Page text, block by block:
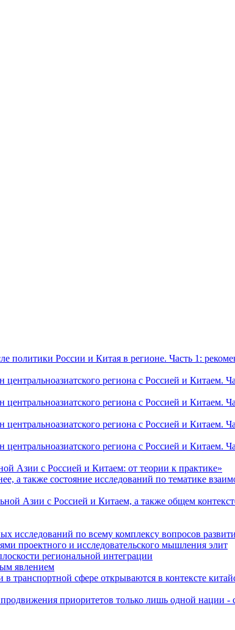
России и Китая в регионе. Часть 1:
региона с Россией и Китаем.
региона с Россией и Китаем.
региона с Россией и Китаем.
региона с Россией и Китаем.
Азии с Россией и Китаем: от теории к практике»
также состояние исследований по тематике
Азии с Россией и Китаем, а также общем
исследований по всему комплексу вопросов
проектного и исследовательского мышления элит
региональной интеграции
явлением
транспортной сфере открываются в контексте
приоритетов только лишь одной нации -